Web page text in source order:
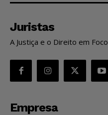
Juristas
A Justiça e o Direito em Foco
Empresa